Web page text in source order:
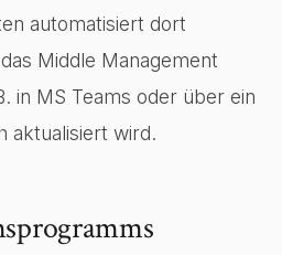
automatisiert dort
Middle Management
in MS Teams oder über ein
aktualisiert wird.